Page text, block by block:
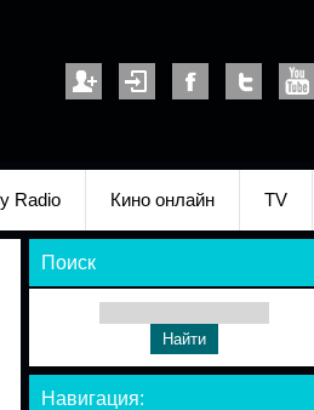
Radio Кино онлайн TV
Поиск
Навигация: